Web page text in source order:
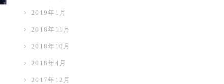
2019年1月
2018年11月
2018年10月
2018年4月
2017年12月